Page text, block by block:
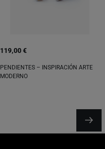
119,00 €
PENDIENTES – INSPIRACIÓN ARTE
MODERNO